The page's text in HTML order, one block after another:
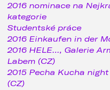
2016 nominace na
kategorie
Studentské práce
2016 Einkaufen in der
2016 HELE..., Galerie
Labem (CZ)
2015 Pecha Kucha night
(CZ)